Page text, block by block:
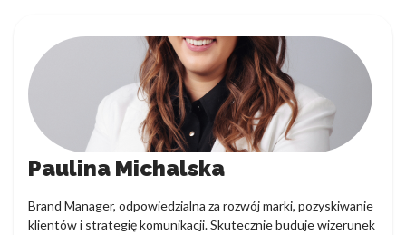
Paulina Michalska
Brand Manager, odpowiedzialna za rozwój marki, pozyskiwanie
klientów i strategię komunikacji. Skutecznie buduje wizerunek